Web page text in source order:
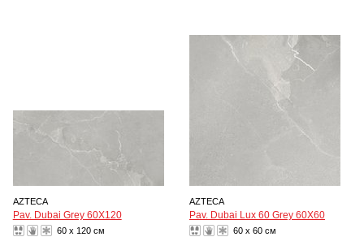
AZTECA
Pav. Dubai Grey 60X120
60 x 120 см
AZTECA
Pav. Dubai Lux 60 Grey 60X60
60 x 60 см